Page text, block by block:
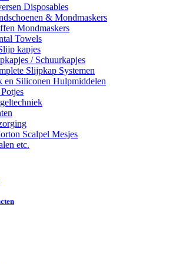
Disposables
& Mondmaskers
Mondmaskers
Towels
kapjes
/ Schuurkapjes
Slijpkap Systemen
en Siliconen Hulpmiddelen
Scalpel Mesjes
etc.